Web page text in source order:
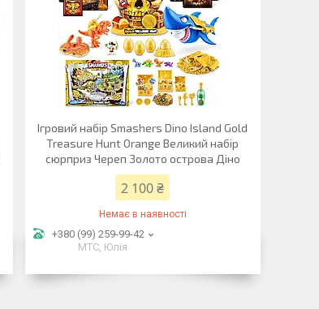
​Ігровий набір Smashers Dino Island Gold
Treasure Hunt Orange Великий набір
сюрприз Череп Золото острова Діно
2 100 ₴
Немає в наявності
+380 (99) 259-99-42
МТС, Юлія